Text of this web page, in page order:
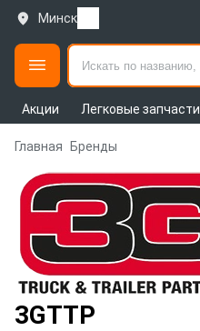
Минск
Акции Легковые запчасти
Главная Бренды
3GTTP